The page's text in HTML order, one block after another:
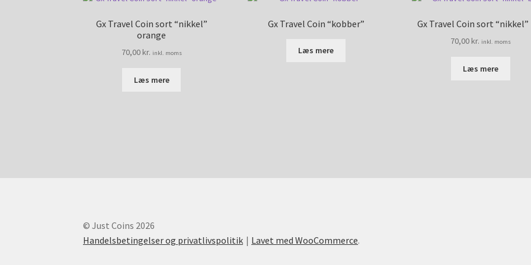
Gx Travel Coin sort “nikkel”
orange
70,00 kr. inkl. moms
Læs mere
Gx Travel Coin “kobber”
Læs mere
Gx Travel Coin sort
70,00 kr. inkl. moms
Læs mere
© Just Coins 2026
Handelsbetingelser og privatlivspolitik
Lavet med WooCommerce.